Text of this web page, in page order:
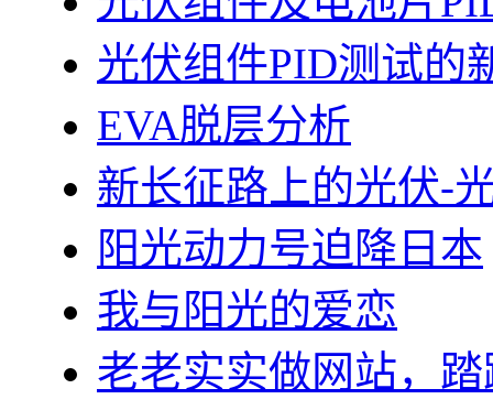
光伏组件PID测试的
EVA脱层分析
新长征路上的光伏-
阳光动力号迫降日本
我与阳光的爱恋
老老实实做网站，